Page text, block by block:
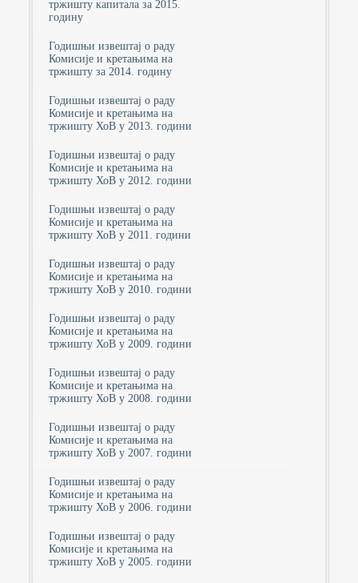
тржишту капитала за 2015.
годину
Годишњи извештај о раду
Комисије и кретањима на
тржишту за 2014. годину
Годишњи извештај о раду
Комисије и кретањима на
тржишту ХоВ у 2013. години
Годишњи извештај о раду
Комисије и кретањима на
тржишту ХоВ у 2012. години
Годишњи извештај о раду
Комисије и кретањима на
тржишту ХоВ у 2011. години
Годишњи извештај о раду
Комисије и кретањима на
тржишту ХоВ у 2010. години
Годишњи извештај о раду
Комисије и кретањима на
тржишту ХоВ у 2009. години
Годишњи извештај о раду
Комисије и кретањима на
тржишту ХоВ у 2008. години
Годишњи извештај о раду
Комисије и кретањима на
тржишту ХоВ у 2007. години
Годишњи извештај о раду
Комисије и кретањима на
тржишту ХоВ у 2006. години
Годишњи извештај о раду
Комисије и кретањима на
тржишту ХоВ у 2005. години